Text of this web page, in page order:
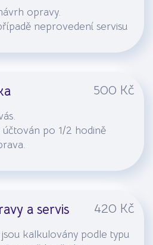
opravy.
neprovedení servisu
500 Kč
účtován po 1/2 hodině
a servis 420 Kč
kalkulovány podle typu